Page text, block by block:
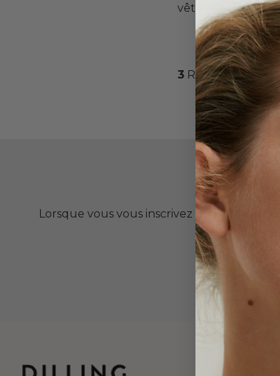
vêtements
3 Restez à l'affût
Lorsque vous vous inscrivez à notre